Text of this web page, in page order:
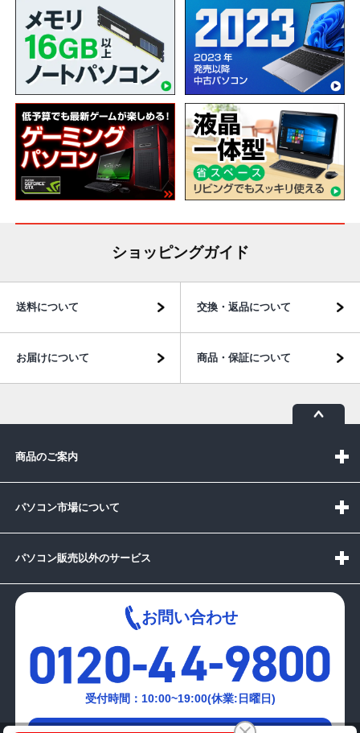
ショッピングガイド
送料について 交換・返品について
お届けについて 商品・保証について
商品のご案内
パソコン市場について
パソコン販売以外のサービス
お問い合わせ
受付時間：10:00~19:00(休業:日曜日)